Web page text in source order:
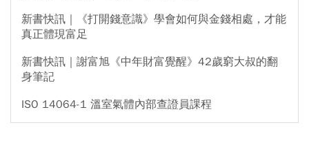
新書快訊｜《打開錢意識》學會如何與金錢相處，才能
真正體現富足
新書快訊｜謝富旭《中年財富覺醒》42歲窮大叔的翻
身筆記
ISO 14064-1 溫室氣體內部查證員課程